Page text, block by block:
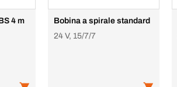
4 m
Bobina a spirale standard
24 V, 15/7/7